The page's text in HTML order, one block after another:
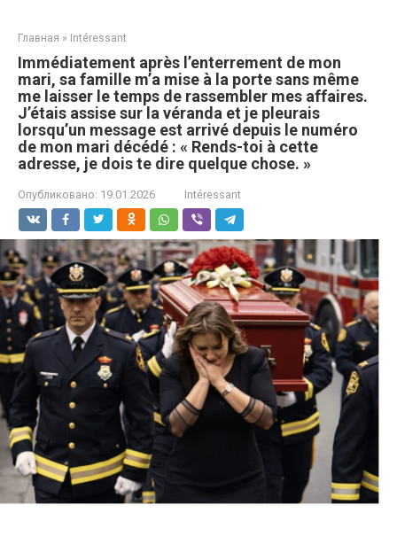
Главная » Intéressant
Immédiatement après l’enterrement de mon
mari, sa famille m’a mise à la porte sans même
me laisser le temps de rassembler mes affaires.
J’étais assise sur la véranda et je pleurais
lorsqu’un message est arrivé depuis le numéro
de mon mari décédé : « Rends-toi à cette
adresse, je dois te dire quelque chose. »
Опубликовано: 19.01.2026 Intéressant